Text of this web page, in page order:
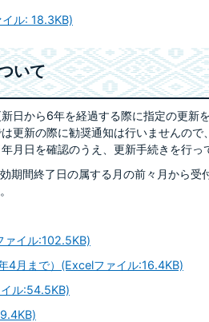
ル: 18.3KB)
いて
日から6年を経過する際に指定の更新
更新の際に勧奨通知は行いませんの
月日を確認のうえ、更新手続きを行っ
期間終了日の属する月の前々月から受
ァイル:102.5KB)
4月まで）(Excelファイル:16.4KB)
ル:54.5KB)